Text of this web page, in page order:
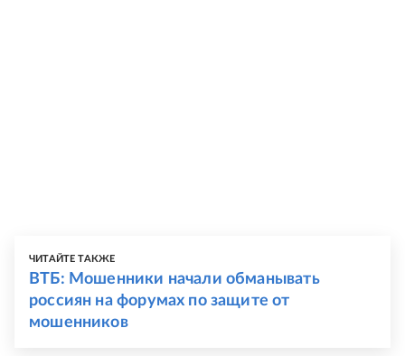
ЧИТАЙТЕ ТАКЖЕ
ВТБ: Мошенники начали обманывать
россиян на форумах по защите от
мошенников